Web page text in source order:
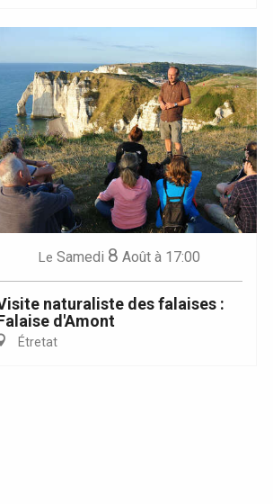
Le Samedi 8 Août à 17:00
naturaliste des falaises :
d'Amont
Étretat